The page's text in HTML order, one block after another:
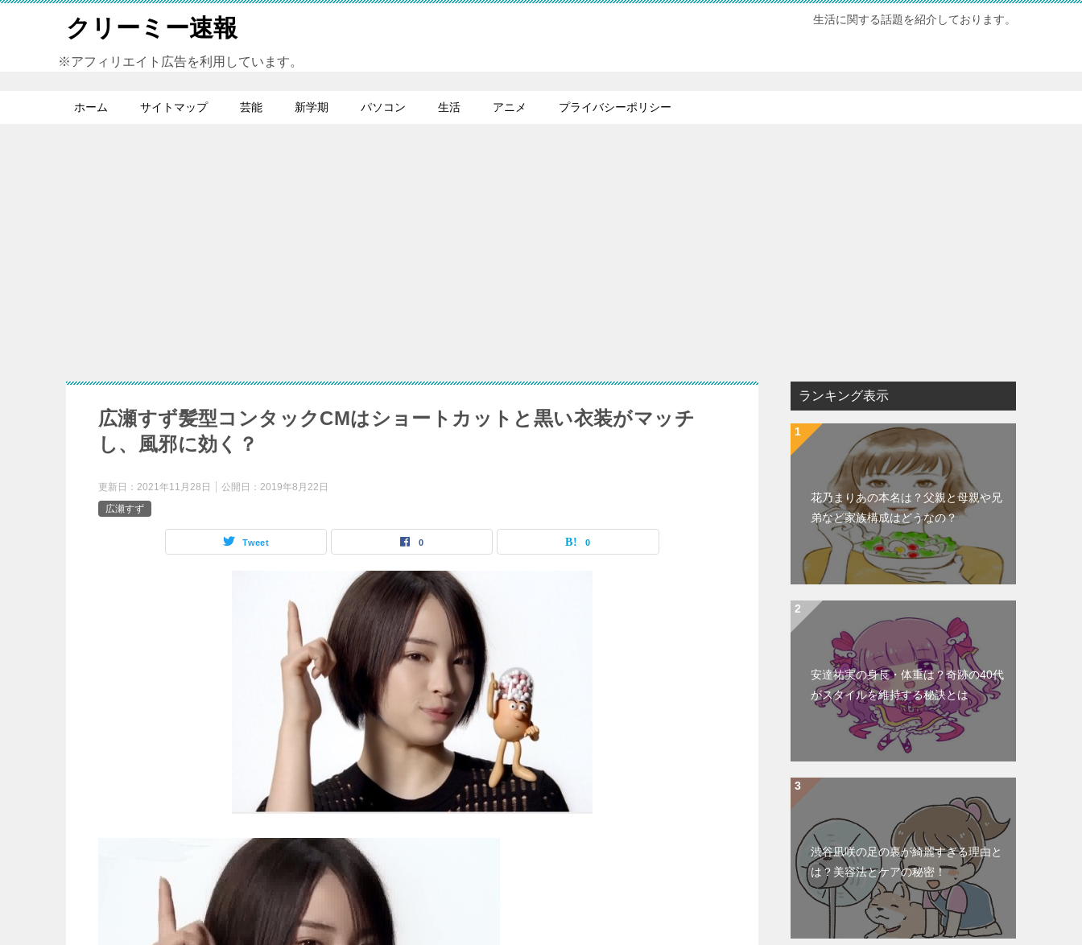
クリーミー速報 生活に関する話題を紹介しております。
※アフィリエイト広告を利用しています。
ホーム サイトマップ 芸能 新学期 パソコン 生活 アニメ プライバシーポリシー
広瀬すず髪型コンタックCMはショートカットと黒い衣装がマッチ
し、風邪に効く？
更新日： 2021年11月28日 公開日： 2019年8月22日
広瀬すず
Tweet 0 0
ランキング表示
花乃まりあの本名は？父親と母親や兄
弟など家族構成はどうなの？
安達祐実の身長・体重は？奇跡の40代
がスタイルを維持する秘訣とは
渋谷凪咲の足の裏が綺麗すぎる理由と
は？美容法とケアの秘密！